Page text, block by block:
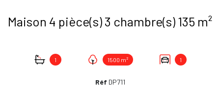
Maison 4 pièce(s) 3 chambre(s) 135 m²
1 1500 m² 1
Réf DP711